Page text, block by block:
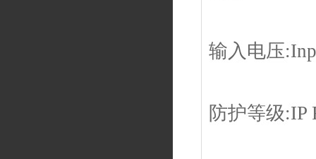
输入电压
防护等级:IP